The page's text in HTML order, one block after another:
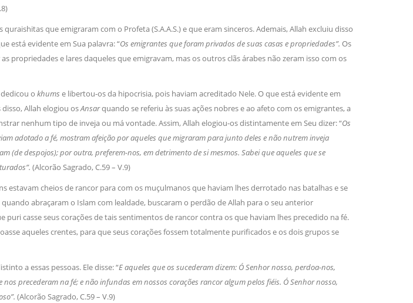
que emigraram com o Profeta (S.A.A.S.) e que eram sinceros. Ademais, Allah excluiu disso
está evidente em Sua palavra: “Os emigrantes que foram privados de suas casas e propriedades”. Os
propriedades e lares daqueles que emigravam, mas os outros clãs árabes não zeram isso com os
o khums e libertou-os da hipocrisia, pois haviam acreditado Nele. O que está evidente em
disso, Allah elogiou osAnsarquando se referiu às suas ações nobres e ao afeto com os emigrantes, a
nenhum tipo de inveja ou má vontade. Assim, Allah elogiou-os distintamente em Seu dizer: “Os
adotado a fé, mostram afeição por aqueles que migraram para junto deles e não nutrem inveja
(de despojos); por outra, preferem-nos, em detrimento de si mesmos. Sabei que aqueles que se
(Alcorão Sagrado, C.59 – V.9)
estavam cheios de rancor para com os muçulmanos que haviam lhes derrotado nas batalhas e se
abraçaram o Islam com lealdade, buscaram o perdão de Allah para o seu anterior
puri casse seus corações de tais sentimentos de rancor contra os que haviam lhes precedido na fé.
aqueles crentes, para que seus corações fossem totalmente purificados e os dois grupos se
a essas pessoas. Ele disse: “E aqueles que os sucederam dizem: Ó Senhor nosso, perdoa-nos,
precederam na fé; e não infundas em nossos corações rancor algum pelos fiéis. Ó Senhor nosso,
(Alcorão Sagrado, C.59 – V.9)